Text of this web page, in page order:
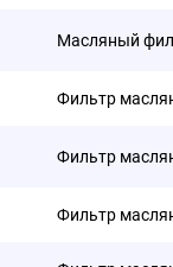
Масляный
Фильтр
Фильтр
Фильтр